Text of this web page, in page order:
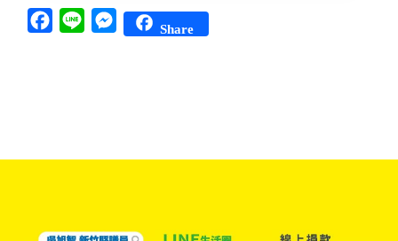
Facebook
Line Messenger
Share